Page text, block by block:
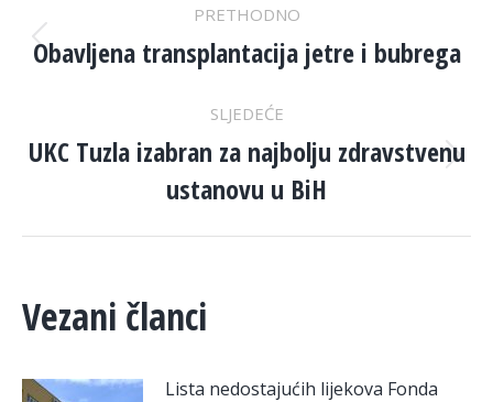
NAVIGATION
PRETHODNO
Previous
Obavljena transplantacija jetre i bubrega
SLJEDEĆE
Next
post:
UKC Tuzla izabran za najbolju zdravstvenu
ustanovu u BiH
Vezani članci
Lista nedostajućih lijekova Fonda